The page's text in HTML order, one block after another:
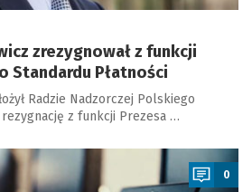
zrezygnował z funkcji
Standardu Płatności
Radzie Nadzorczej Polskiego
rezygnację z funkcji Prezesa …
0